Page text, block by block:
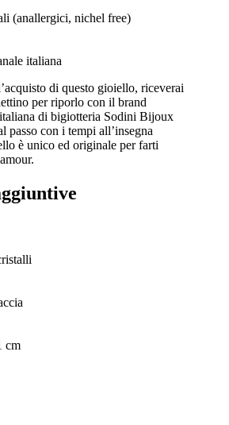
(anallergici, nichel free)
italiana
di questo gioiello, riceverai
per riporlo con il brand
italiana di bigiotteria Sodini Bijoux
passo con i tempi all’insegna
è unico ed originale per farti
cm